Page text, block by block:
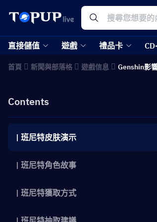
直接儲值 遊戲 禮品卡
首頁 新聞與部落格 遊戲信息 Genshin影
Contents
| 班尼特皮肤演示
| 班尼特角色故事
| 班尼特獲取方式